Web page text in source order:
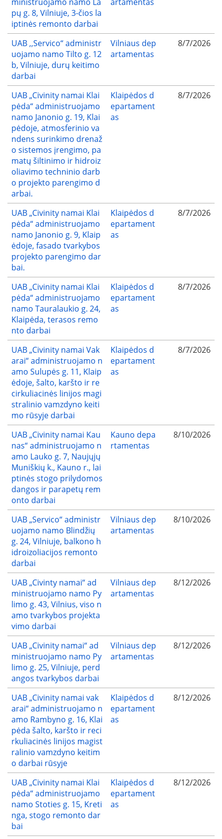
pų g. 8, Vilniuje, 3-čios la
iptinės remonto darbai
UAB ,,Servico“ administr
uojamo namo Tilto g. 12
b, Vilniuje, durų keitimo
darbai
Vilniaus dep
artamentas
8/7/2026
UAB „Civinity namai Klai
pėda“ administruojamo
namo Janonio g. 19, Klai
pėdoje, atmosferinio va
ndens surinkimo drenaž
o sistemos įrengimo, pa
matų šiltinimo ir hidroiz
oliavimo techninio darb
o projekto parengimo d
arbai.
Klaipėdos d
epartament
as
8/7/2026
UAB „Civinity namai Klai
pėda“ administruojamo
namo Janonio g. 9, Klaip
ėdoje, fasado tvarkybos
projekto parengimo dar
bai.
Klaipėdos d
epartament
as
8/7/2026
UAB „Civinity namai Klai
pėda“ administruojamo
namo Tauralaukio g. 24,
Klaipėda, terasos remo
nto darbai
Klaipėdos d
epartament
as
8/7/2026
UAB „Civinity namai Vak
arai“ administruojamo n
amo Sulupės g. 11, Klaip
ėdoje, šalto, karšto ir re
cirkuliacinės linijos magi
stralinio vamzdyno keiti
mo rūsyje darbai
Klaipėdos d
epartament
as
8/7/2026
UAB „Civinity namai Kau
nas“ administruojamo n
amo Lauko g. 7, Naujųjų
Muniškių k., Kauno r., lai
ptinės stogo prilydomos
dangos ir parapetų rem
onto darbai
Kauno depa
rtamentas
8/10/2026
UAB „Servico“ administr
uojamo namo Blindžių
g. 24, Vilniuje, balkono h
idroizoliacijos remonto
darbai
Vilniaus dep
artamentas
8/10/2026
UAB „Civinty namai“ ad
ministruojamo namo Py
limo g. 43, Vilnius, viso n
amo tvarkybos projekta
vimo darbai
Vilniaus dep
artamentas
8/12/2026
UAB „Civinity namai“ ad
ministruojamo namo Py
limo g. 25, Vilniuje, perd
angos tvarkybos darbai
Vilniaus dep
artamentas
8/12/2026
UAB „Civinity namai vak
arai“ administruojamo n
amo Rambyno g. 16, Klai
pėda šalto, karšto ir reci
rkuliacinės linijos magist
ralinio vamzdyno keitim
o darbai rūsyje
Klaipėdos d
epartament
as
8/12/2026
UAB „Civinity namai Klai
pėda“ administruojamo
namo Stoties g. 15, Kreti
nga, stogo remonto dar
bai
Klaipėdos d
epartament
as
8/12/2026